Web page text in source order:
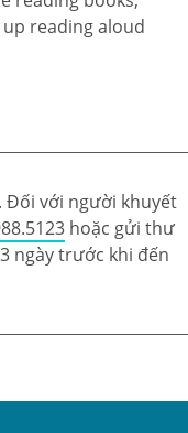
Đối với người khuyết
hoặc gửi thư
ngày trước khi đến